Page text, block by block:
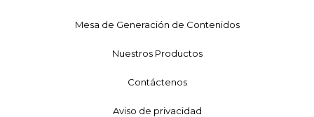
Mesa de Generación de Contenidos
Nuestros Productos
Contáctenos
Aviso de privacidad